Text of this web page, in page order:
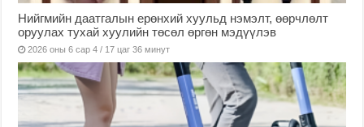
Нийгмийн даатгалын ерөнхий хуульд нэмэлт, өөрчлөлт
оруулах тухай хуулийн төсөл өргөн мэдүүлэв
2026 оны 6 сар 4 / 17 цаг 36 минут